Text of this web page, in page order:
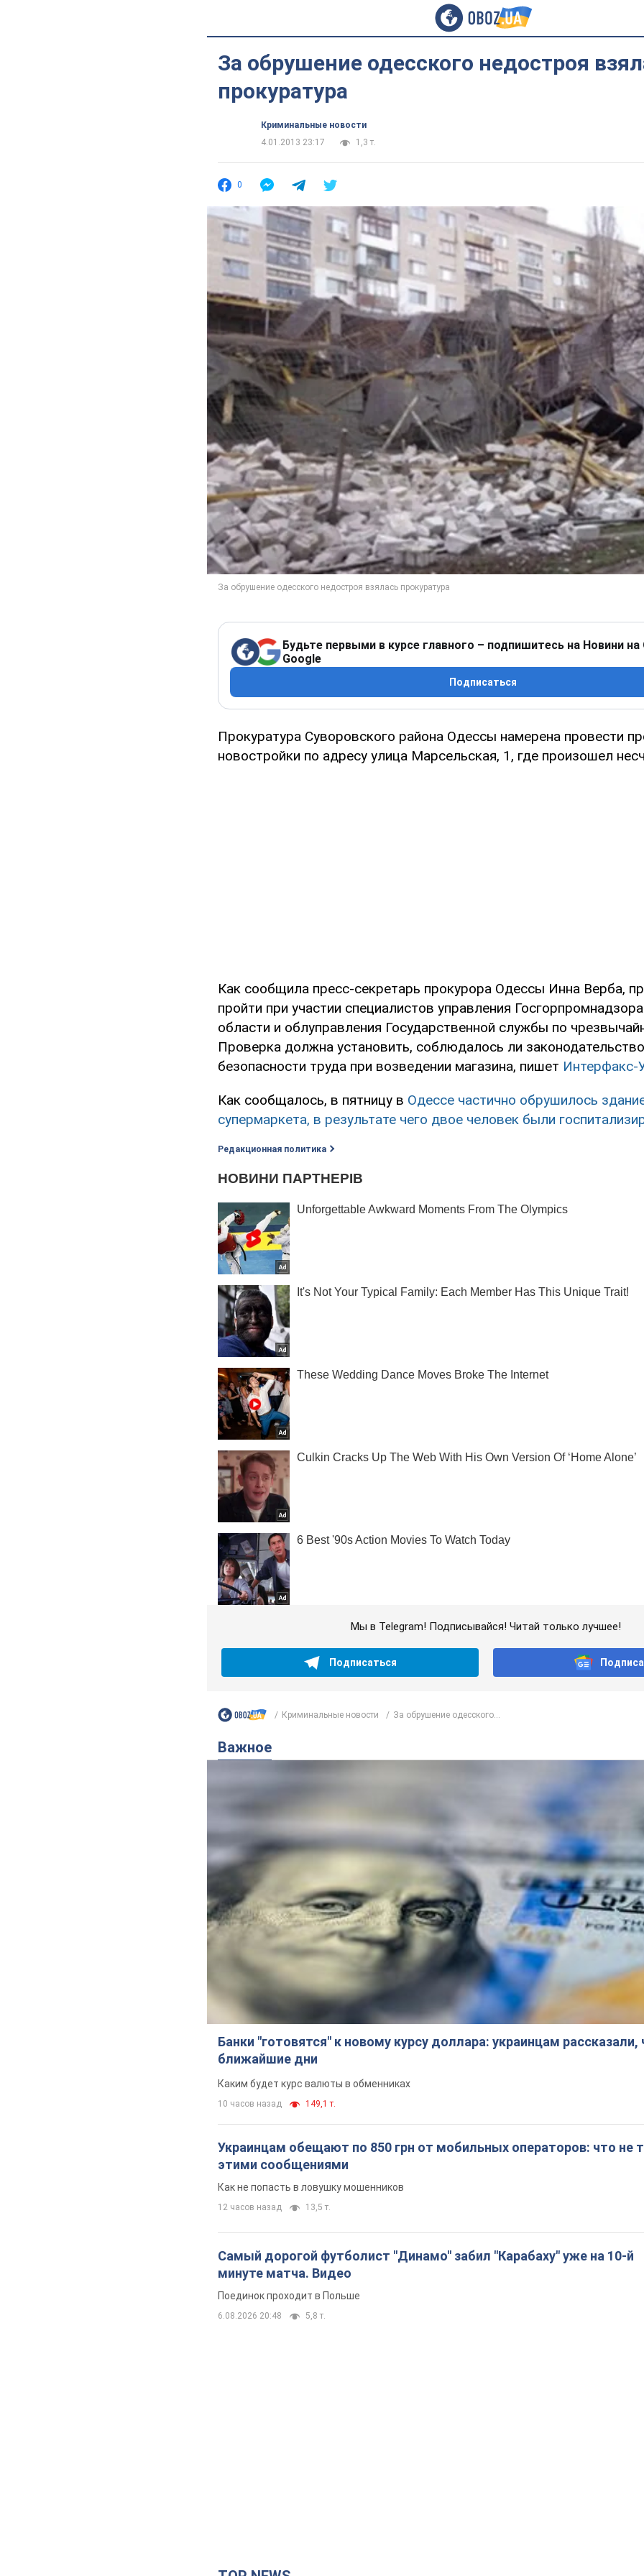
За обрушение одесского недостроя
прокуратура
Криминальные новости
4.01.2013 23:17
1,3 т.
0
Будьте первыми в курсе главного – подпишитесь на Новини на
Google
Подписаться
Прокуратура Суворовского района Одессы намерена провести
новостройки по адресу улица Марсельская, 1, где произошел
Как сообщила пресс-секретарь прокурора Одессы Инна Верба,
пройти при участии специалистов управления
области и облуправления Государственной службы по
Проверка должна установить, соблюдалось ли
безопасности труда при возведении магазина, пишет Интерфакс-
Как сообщалось, в пятницу в Одессе частично обрушилось
супермаркета, в результате чего двое человек были
Редакционная политика
Мы в Telegram! Подписывайся! Читай только лучшее!
Подписаться
Криминальные новости За обрушение одесского...
Важное
Банки "готовятся" к новому курсу доллара: украинцам
ближайшие дни
Каким будет курс валюты в обменниках
10 часов назад 149,1 т.
Украинцам обещают по 850 грн от мобильных операторов: что не
этими сообщениями
Как не попасть в ловушку мошенников
12 часов назад 13,5 т.
Самый дорогой футболист "Динамо" забил "Карабаху" уже на 10-й
минуте матча. Видео
Поединок проходит в Польше
6.08.2026 20:48 5,8 т.